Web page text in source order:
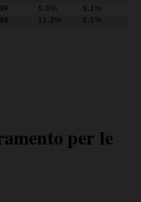
per le